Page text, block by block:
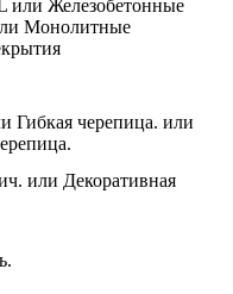
или Железобетонные
Монолитные
Гибкая черепица. или
или Декоративная